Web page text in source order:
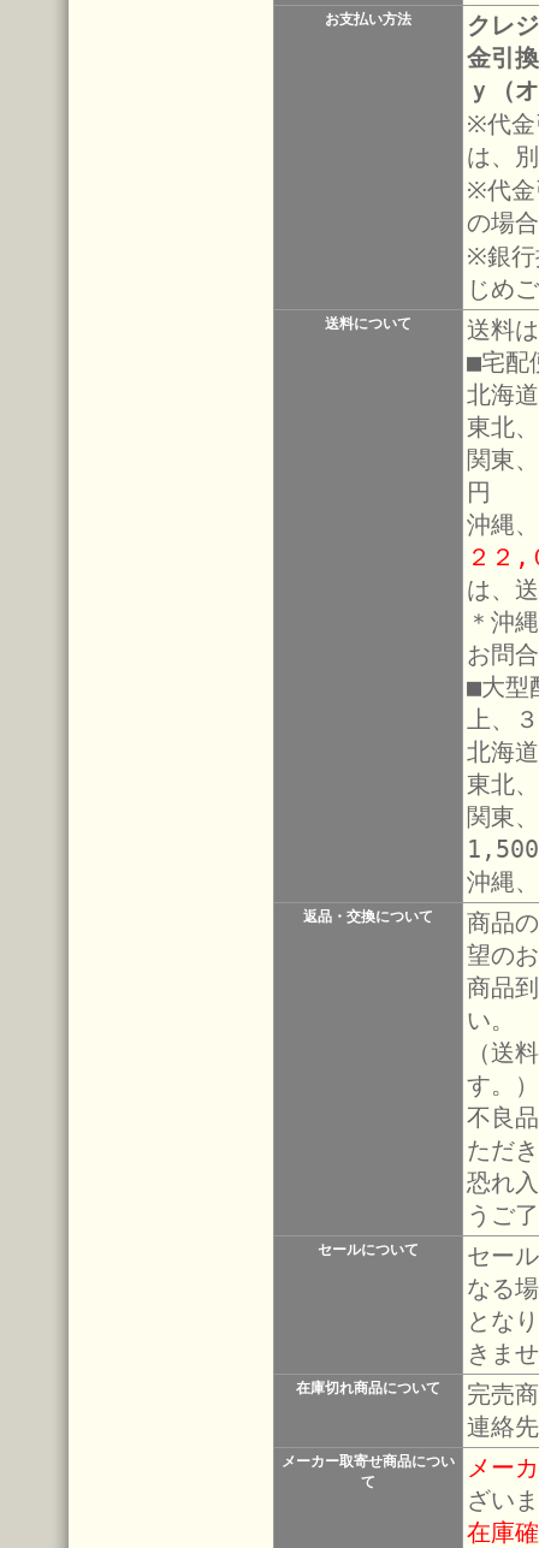
お支払い方法
クレ
金引
ｙ（
※代金
は、
※代金
の場
※銀行
じめ
送料について
送料
■宅配
北海
東北
関東
円
沖縄
２２,
は、
＊沖
お問
■大型
上、
北海
東北
関東
沖縄
返品・交換について
商品
望の
商品
い。
（送
す。）
不良
ただ
恐れ
うご
セールについて
セー
なる
とな
きま
在庫切れ商品について
完売
連絡
メーカー取寄せ商品につい
て
メー
ざい
在庫